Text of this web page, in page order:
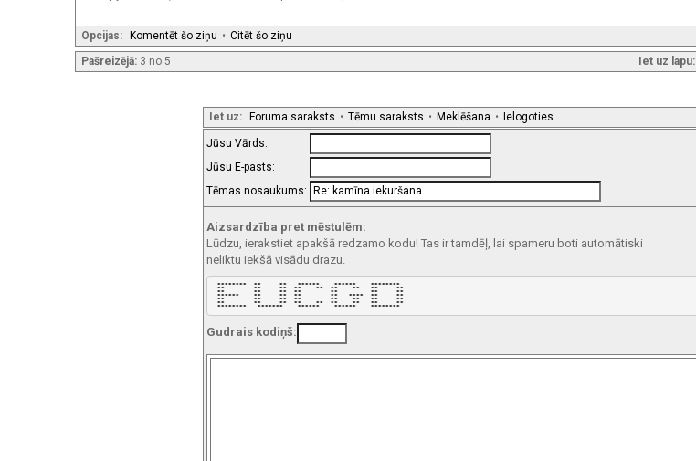
Opcijas: Komentēt šo ziņu • Citēt šo ziņu
Iet uz lapu:
Pašreizējā: 3 no 5
Iet uz: Foruma saraksts • Tēmu saraksts • Meklēšana • Ielogoties
Jūsu Vārds:
Jūsu E-pasts:
Tēmas nosaukums:
Aizsardzība pret mēstulēm:
Lūdzu, ierakstiet apakšā redzamo kodu! Tas ir tamdēļ, lai spameru boti automātiski
neliktu iekšā visādu drazu.
********  **     **   ******    ******    ********
**        **     **  **    **  **    **   **     **
**        **     **  **        **         **     **
******    **     **  **        **   ****  **     **
**        **     **  **        **    **   **     **
**        **     **  **    **  **    **   **     **
********   *******    ******    ******    ********
Gudrais kodiņš: